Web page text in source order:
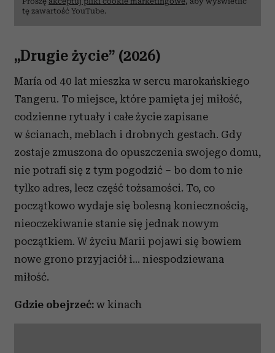
tę zawartość YouTube.
„Drugie życie” (2026)
María od 40 lat mieszka w sercu marokańskiego
Tangeru. To miejsce, które pamięta jej miłość,
codzienne rytuały i całe życie zapisane
w ścianach, meblach i drobnych gestach. Gdy
zostaje zmuszona do opuszczenia swojego domu,
nie potrafi się z tym pogodzić – bo dom to nie
tylko adres, lecz część tożsamości. To, co
początkowo wydaje się bolesną koniecznością,
nieoczekiwanie stanie się jednak nowym
początkiem. W życiu Marii pojawi się bowiem
nowe grono przyjaciół i... niespodziewana
miłość.
Gdzie obejrzeć: w kinach